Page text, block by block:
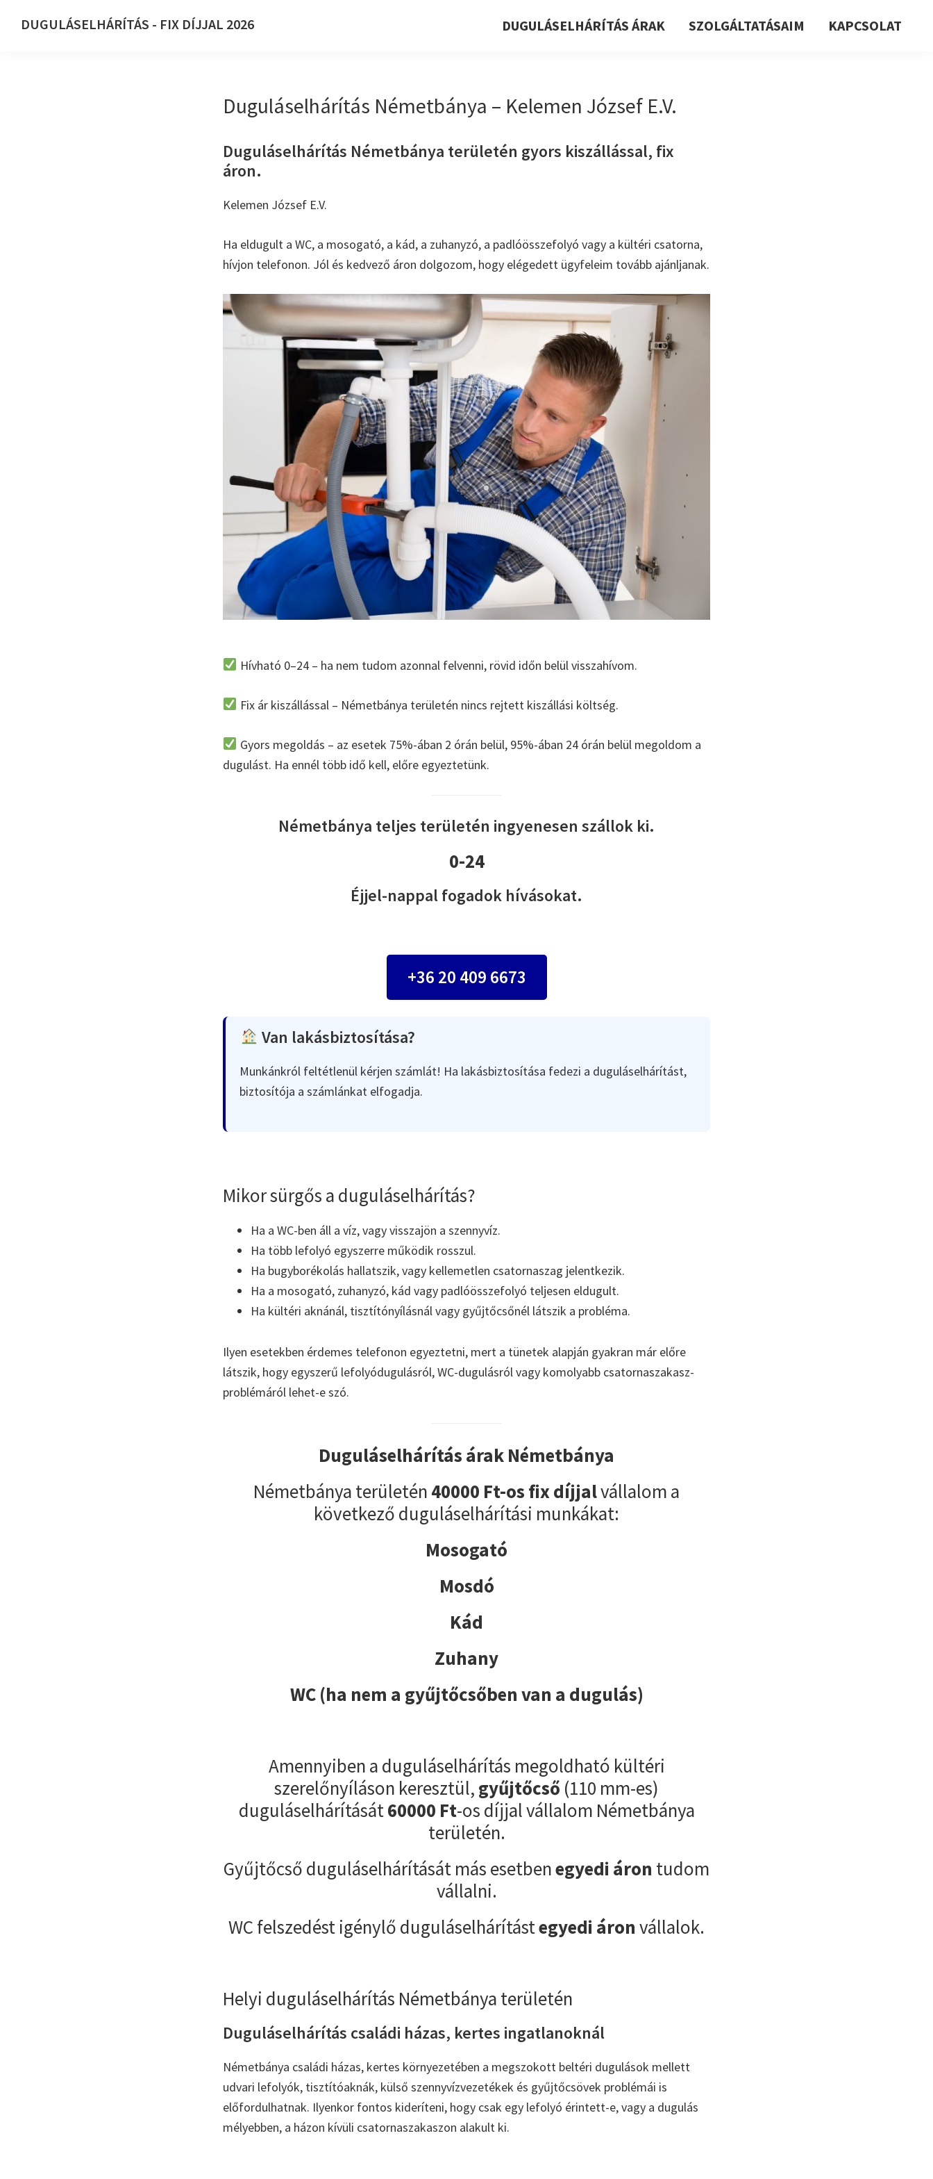
DUGULÁSELHÁRÍTÁS - FIX DÍJJAL 2026 DUGULÁSELHÁRÍTÁS ÁRAK SZOLGÁLTATÁSAIM KAPCSOLAT
Duguláselhárítás Németbánya – Kelemen József E.V.
Duguláselhárítás Németbánya területén gyors kiszállással, fix
áron.
Kelemen József E.V.
Ha eldugult a WC, a mosogató, a kád, a zuhanyzó, a padlóösszefolyó vagy a kültéri csatorna,
hívjon telefonon. Jól és kedvező áron dolgozom, hogy elégedett ügyfeleim tovább ajánljanak.
Hívható 0–24 – ha nem tudom azonnal felvenni, rövid időn belül visszahívom.
Fix ár kiszállással – Németbánya területén nincs rejtett kiszállási költség.
Gyors megoldás – az esetek 75%-ában 2 órán belül, 95%-ában 24 órán belül megoldom a
dugulást. Ha ennél több idő kell, előre egyeztetünk.
Németbánya teljes területén ingyenesen szállok ki.
0-24
Éjjel-nappal fogadok hívásokat.
+36 20 409 6673
Van lakásbiztosítása?
Munkánkról feltétlenül kérjen számlát! Ha lakásbiztosítása fedezi a duguláselhárítást,
biztosítója a számlánkat elfogadja.
Mikor sürgős a duguláselhárítás?
Ha a WC-ben áll a víz, vagy visszajön a szennyvíz.
Ha több lefolyó egyszerre működik rosszul.
Ha bugyborékolás hallatszik, vagy kellemetlen csatornaszag jelentkezik.
Ha a mosogató, zuhanyzó, kád vagy padlóösszefolyó teljesen eldugult.
Ha kültéri aknánál, tisztítónyílásnál vagy gyűjtőcsőnél látszik a probléma.
Ilyen esetekben érdemes telefonon egyeztetni, mert a tünetek alapján gyakran már előre
látszik, hogy egyszerű lefolyódugulásról, WC-dugulásról vagy komolyabb csatornaszakasz-
problémáról lehet-e szó.
Duguláselhárítás árak Németbánya
Németbánya területén 40000 Ft-os fix díjjalvállalom a
következő duguláselhárítási munkákat:
Mosogató
Mosdó
Kád
Zuhany
WC (ha nem a gyűjtőcsőben van a dugulás)
Amennyiben a duguláselhárítás megoldható kültéri
szerelőnyíláson keresztül, gyűjtőcső (110 mm-es)
duguláselhárítását60000 Ft-os díjjal vállalom Németbánya
területén.
Gyűjtőcső duguláselhárítását más esetbenegyedi áron tudom
vállalni.
WC felszedést igénylő duguláselhárítástegyedi áron vállalok.
Helyi duguláselhárítás Németbánya területén
Duguláselhárítás családi házas, kertes ingatlanoknál
Németbánya családi házas, kertes környezetében a megszokott beltéri dugulások mellett
udvari lefolyók, tisztítóaknák, külső szennyvízvezetékek és gyűjtőcsövek problémái is
előfordulhatnak. Ilyenkor fontos kideríteni, hogy csak egy lefolyó érintett-e, vagy a dugulás
mélyebben, a házon kívüli csatornaszakaszon alakult ki.